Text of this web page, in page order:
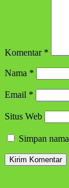
Komentar *
Nama *
Email *
Situs Web
Simpan